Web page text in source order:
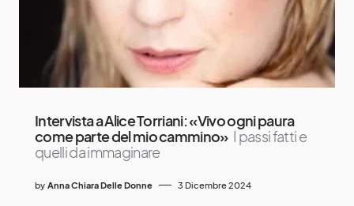
Intervista a Alice Torriani: «Vivo ogni paura
come parte del mio cammino» I passi fatti e
quelli da immaginare
by Anna Chiara Delle Donne 3 Dicembre 2024